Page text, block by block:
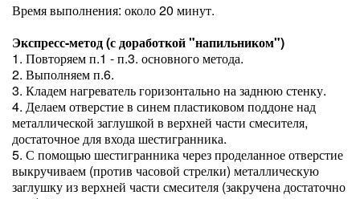
Время выполнения: около 20 минут.
Экспресс-метод (с доработкой "напильником")
1. Повторяем п.1 - п.3. основного метода.
2. Выполняем п.6.
3. Кладем нагреватель горизонтально на заднюю стенку.
4. Делаем отверстие в синем пластиковом поддоне над
металлической заглушкой в верхней части смесителя,
достаточное для входа шестигранника.
5. С помощью шестигранника через проделанное отверстие
выкручиваем (против часовой стрелки) металлическую
заглушку из верхней части смесителя (закручена достаточно